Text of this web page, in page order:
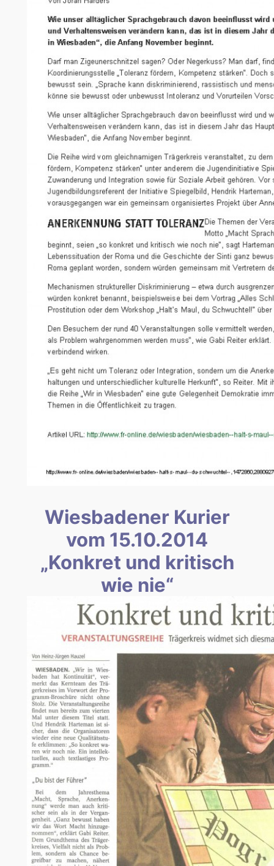
Wiesbadener Kurier
vom 15.10.2014
„Konkret und kritisch
wie nie“